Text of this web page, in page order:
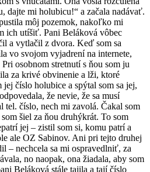
dajte mi holubicu!“ a začala nadávať.
môj pozemok, nakoľko mi
ich utíšiť. Pani Beláková vôbec
a vytlačil z dvora. Keď som sa
vo svojom vyjadrení na internete,
osobnom stretnutí s ňou som ju
za krivé obvinenie a lži, ktoré
jej číslo holubice a spýtal som sa jej,
že nevie, že sa musí
tel. číslo, nech mi zavolá. Čakal som
šiel za ňou druhýkrát. To som
jej – zistil som si, komu patrí a
ale OZ Sabinov. Ani pri tejto druhej
– nechcela sa mi ospravedlniť, za
no naopak, ona žiadala, aby som
Beláková stále tajila a tají číslo